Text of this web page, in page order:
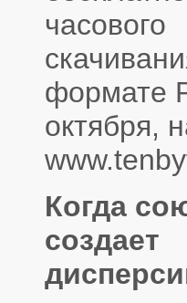
часового
формате
октября,
Когда
создает